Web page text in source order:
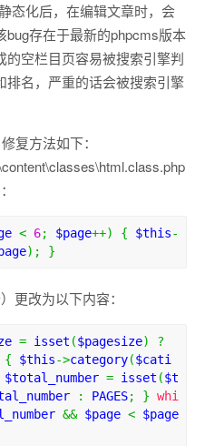
态化后，在编辑文章时，会
bug存在于最新的phpcms版本
空栏目页容易被搜索引擎判
排名，严重的话会被搜索引擎
复方法如下：
< 6; $page++) { $this-
); }
更改为以下内容：
= isset ($pagesize)
?
{ $this->category($cati
$total_number = isset ($t
: PAGES; } whi
&&$page < $page